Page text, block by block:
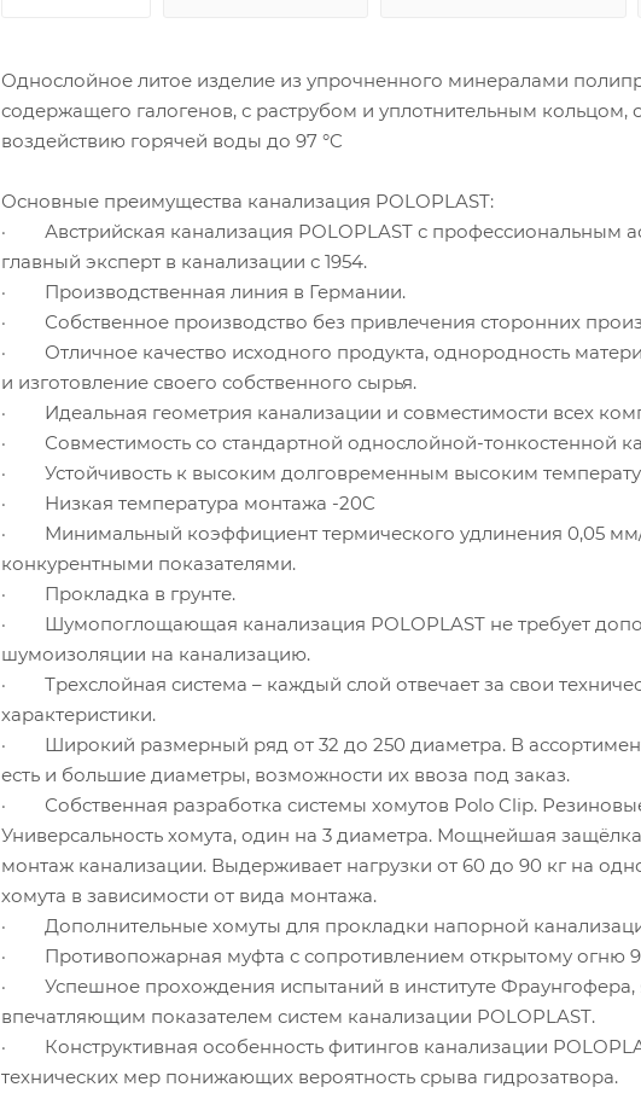
Однослойное литое изделие из упрочненного минералами
содержащего галогенов, с раструбом и уплотнительным кольцом,
воздействию горячей воды до 97 °C
Основные преимущества канализация POLOPLAST:
· Австрийская канализация POLOPLAST с профессиональным
главный эксперт в канализации с 1954.
· Производственная линия в Германии.
· Собственное производство без привлечения сторонних
· Отличное качество исходного продукта, однородность
и изготовление своего собственного сырья.
· Идеальная геометрия канализации и совместимости всех
· Совместимость со стандартной однослойной-тонкостенной
· Устойчивость к высоким долговременным высоким
· Низкая температура монтажа -20С
· Минимальный коэффициент термического удлинения 0,05
конкурентными показателями.
· Прокладка в грунте.
· Шумопоглощающая канализация POLOPLAST не требует
шумоизоляции на канализацию.
· Трехслойная система – каждый слой отвечает за свои
характеристики.
· Широкий размерный ряд от 32 до 250 диаметра. В
есть и большие диаметры, возможности их ввоза под заказ.
· Собственная разработка системы хомутов Polo Clip.
Универсальность хомута, один на 3 диаметра. Мощнейшая
монтаж канализации. Выдерживает нагрузки от 60 до 90 кг на
хомута в зависимости от вида монтажа.
· Дополнительные хомуты для прокладки напорной
· Противопожарная муфта с сопротивлением открытому огню
· Успешное прохождения испытаний в институте Фраунгофера,
впечатляющим показателем систем канализации POLOPLAST.
· Конструктивная особенность фитингов канализации
технических мер понижающих вероятность срыва гидрозатвора.